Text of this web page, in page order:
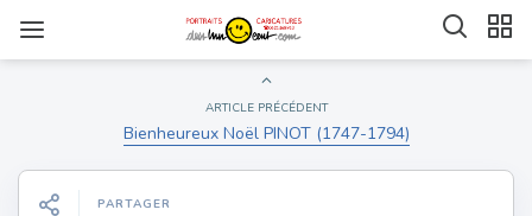
ARTICLE PRÉCÉDENT
Bienheureux Noël PINOT (1747-1794)
PARTAGER